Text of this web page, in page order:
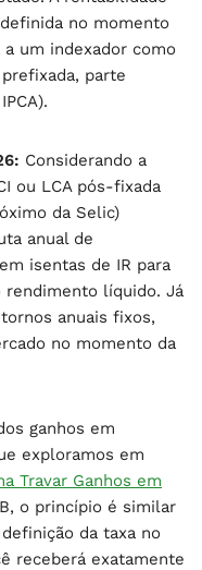
no momento
um indexador como
parte
Considerando a
ou LCA pós-fixada
da Selic)
anual de
isentas de IR para
rendimento líquido. Já
anuais fixos,
no momento da
ganhos em
exploramos em
Travar Ganhos em
o princípio é similar
da taxa no
receberá exatamente